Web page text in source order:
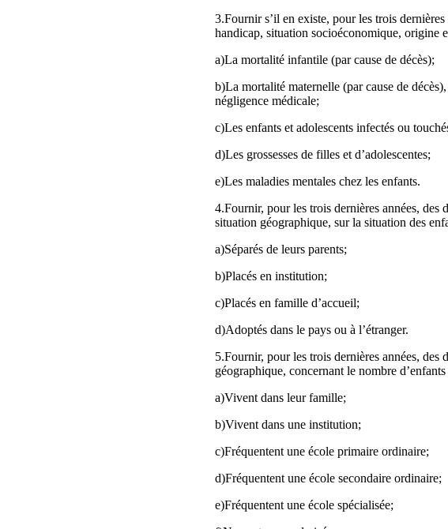
3.Fournir s’il en existe, pour les trois
handicap, situation socioéconomique, origine
a)La mortalité infantile (par cause de décès);
b)La mortalité maternelle (par cause de
négligence médicale;
c)Les enfants et adolescents infectés ou
d)Les grossesses de filles et d’adolescentes;
e)Les maladies mentales chez les enfants.
4.Fournir, pour les trois dernières années,
situation géographique, sur la situation des
a)Séparés de leurs parents;
b)Placés en institution;
c)Placés en famille d’accueil;
d)Adoptés dans le pays ou à l’étranger.
5.Fournir, pour les trois dernières années, des
géographique, concernant le nombre
a)Vivent dans leur famille;
b)Vivent dans une institution;
c)Fréquentent une école primaire ordinaire;
d)Fréquentent une école secondaire ordinaire;
e)Fréquentent une école spécialisée;